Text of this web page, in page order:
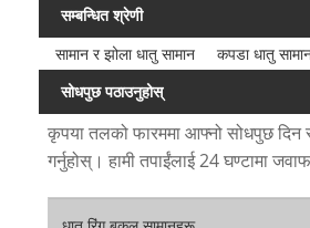
सम्बन्धित श्रेणी
सामान र झोला धातु सामान
कपडा धातु
सोधपुछ पठाउनुहोस्
कृपया तलको फारममा आफ्नो सोधपुछ दिन
गर्नुहोस्। हामी तपाईंलाई 24 घण्टामा